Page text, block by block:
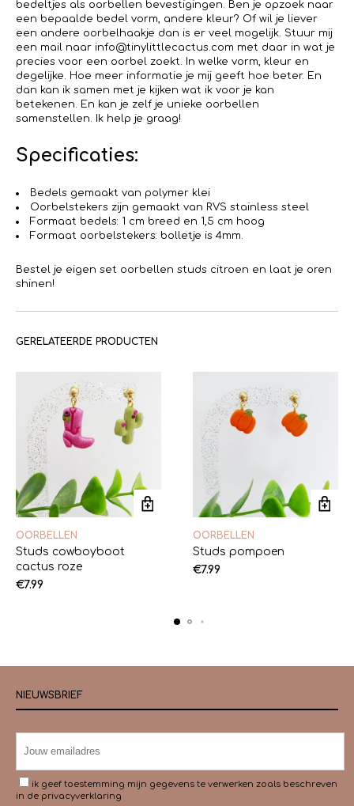
bedeltjes als oorbellen bevestigingen. Ben je opzoek naar
een bepaalde bedel vorm, andere kleur? Of wil je liever
een andere oorbelhaakje dan is er veel mogelijk. Stuur mij
een mail naar info@tinylittlecactus.com met daar in wat je
precies voor een oorbel zoekt. In welke vorm, kleur en
degelijke. Hoe meer informatie je mij geeft hoe beter. En
dan kan ik samen met je kijken wat ik voor je kan
betekenen. En kan je zelf je unieke oorbellen
samenstellen. Ik help je graag!
Specificaties:
Bedels gemaakt van polymer klei
Oorbelstekers zijn gemaakt van RVS stainless steel
Formaat bedels: 1 cm breed en 1,5 cm hoog
Formaat oorbelstekers: bolletje is 4mm.
Bestel je eigen set oorbellen studs citroen en laat je oren
shinen!
GERELATEERDE PRODUCTEN
OORBELLEN
Studs cowboyboot
cactus roze
€7.99
OORBELLEN
Studs pompoen
€7.99
NIEUWSBRIEF
ik geef toestemming mijn gegevens te verwerken zoals beschreven
in de privacyverklaring